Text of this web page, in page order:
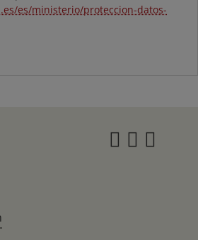
es/ministerio/proteccion-datos-